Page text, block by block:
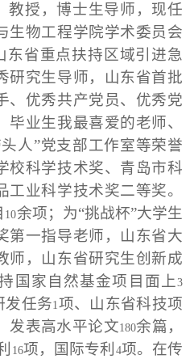
教授，博士生导师，现任
生物工程学院学术委员会
东省重点扶持区域引进急
研究生导师，山东省首批
、优秀共产党员、优秀党
业生我最喜爱的老师、
人”党支部工作室等荣誉
校科学技术奖、青岛市科
业科学技术奖二等奖。
10余项；为“挑战杯”大学生
第一指导老师，山东省大
师，山东省研究生创新成
国家自然基金项目面上3
发任务1项、山东省科技项
发表高水平论文180余篇，
16项，国际专利 4项。在传